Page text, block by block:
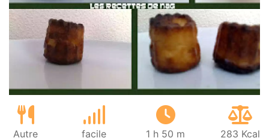
Autre facile 1 h 50 m 283 Kcal